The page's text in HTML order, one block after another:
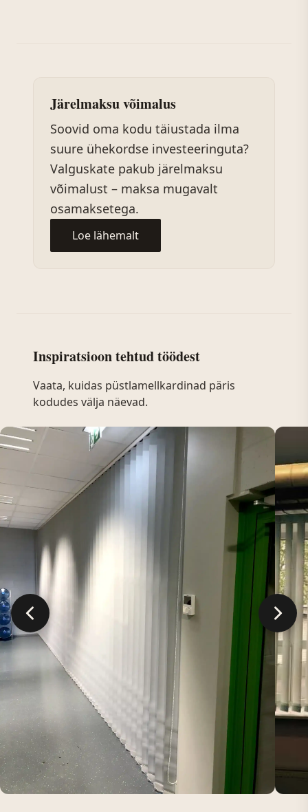
Järelmaksu võimalus
Soovid oma kodu täiustada ilma
suure ühekordse investeeringuta?
Valguskate pakub järelmaksu
võimalust – maksa mugavalt
osamaksetega.
Loe lähemalt
Inspiratsioon tehtud töödest
Vaata, kuidas püstlamellkardinad päris
kodudes välja näevad.